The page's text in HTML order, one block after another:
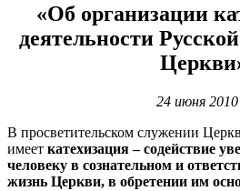
«Об организации
деятельности
24 июня 2010
В просветительском служении
имеет катехизация – содействие
человеку в сознательном и
жизнь Церкви, в обретении им